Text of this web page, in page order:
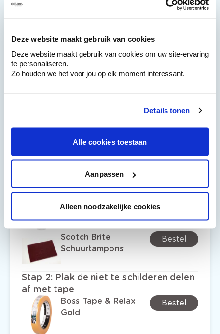
Deze website maakt gebruik van cookies
Deze website maakt gebruik van cookies om uw site-ervaring
te personaliseren.
Zo houden we het voor jou op elk moment interessant.
Details tonen
Alle cookies toestaan
Aanpassen
Alleen noodzakelijke cookies
5 Breng een tweede afwerklaag aan
bereikt haar maximale sterkte na één
week.
Wat heb je nodig om eraan te
Stap 1:Maak de keukenkasten schoon
Scotch Brite
Schuurtampons
Bestel
Stap 2: Plak de niet te schilderen delen
af met tape
Boss Tape & Relax
Gold
Bestel